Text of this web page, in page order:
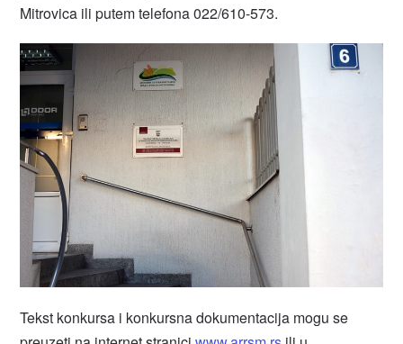
Mitrovica ili putem telefona 022/610-573.
Tekst konkursa i konkursna dokumentacija mogu se